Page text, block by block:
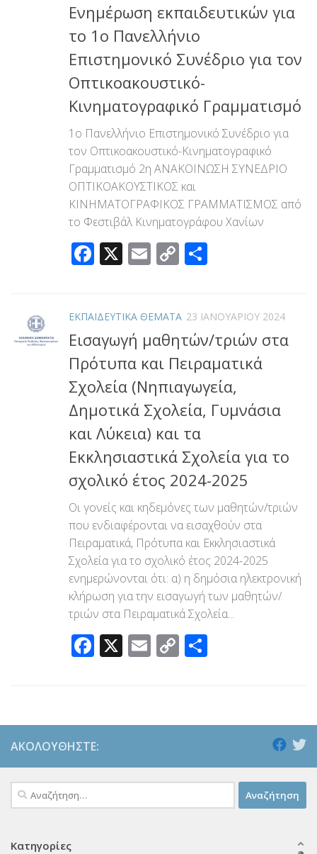
Ενημέρωση εκπαιδευτικών για
το 1ο Πανελλήνιο
Επιστημονικό Συνέδριο για τον
Οπτικοακουστικό-
Κινηματογραφικό Γραμματισμό
1ο Πανελλήνιο Επιστημονικό Συνέδριο για
τον Οπτικοακουστικό-Κινηματογραφικό
Γραμματισμό 2η ΑΝΑΚΟΙΝΩΣΗ ΣΥΝΕΔΡΙΟ
ΟΠΤΙΚΟΑΚΟΥΣΤΙΚΟΣ και
ΚΙΝΗΜΑΤΟΓΡΑΦΙΚΟΣ ΓΡΑΜΜΑΤΙΣΜΟΣ από
το Φεστιβάλ Κινηματογράφου Χανίων
Facebook
X Email
Copy
ΕΚΠΑΙΔΕΥΤΙΚΑ ΘΕΜΑΤΑ 23 ΙΑΝΟΥΑΡΊΟΥ 2024
Εισαγωγή μαθητών/τριών στα
Πρότυπα και Πειραματικά
Σχολεία (Νηπιαγωγεία,
Δημοτικά Σχολεία, Γυμνάσια
και Λύκεια) και τα
Εκκλησιαστικά Σχολεία για το
σχολικό έτος 2024-2025
Οι γονείς και κηδεμόνες των μαθητών/τριών
που ενδιαφέρονται να εισαχθούν στα
Πειραματικά, Πρότυπα και Εκκλησιαστικά
Σχολεία για το σχολικό έτος 2024-2025
ενημερώνονται ότι: α) η δημόσια ηλεκτρονική
κλήρωση για την εισαγωγή των μαθητών/
τριών στα Πειραματικά Σχολεία...
Facebook
X Email
Copy
ΑΚΟΛΟΥΘΉΣΤΕ:
Αναζήτηση
για:
Κατηγορίες